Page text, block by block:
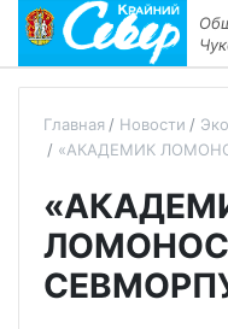
Главная Новости
«АКАДЕМИК